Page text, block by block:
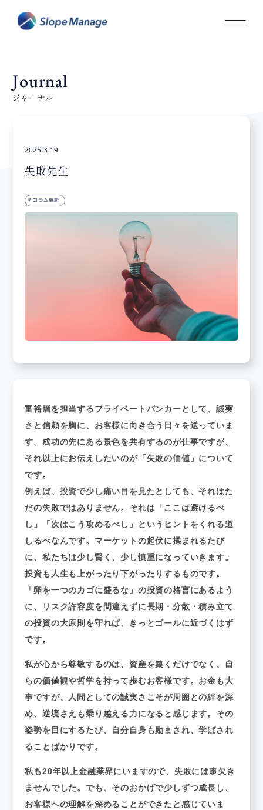
Journal
ジャーナル
2025.3.19
失敗先生
コラム更新
富裕層を担当するプライベートバンカーとして、誠実
さと信頼を胸に、お客様に向き合う日々を送っていま
す。成功の先にある景色を共有するのが仕事ですが、
それ以上にお伝えしたいのが「失敗の価値」について
です。
例えば、投資で少し痛い目を見たとしても、それはた
だの失敗ではありません。それは「ここは避けるべ
し」「次はこう攻めるべし」というヒントをくれる道
しるべなんです。マーケットの起伏に揉まれるたび
に、私たちは少し賢く、少し慎重になっていきます。
投資も人生も上がったり下がったりするものです。
「卵を一つのカゴに盛るな」の投資の格言にあるよう
に、リスク許容度を間違えずに長期・分散・積み立て
の投資の大原則を守れば、きっとゴールに近づくはず
です。
私が心から尊敬するのは、資産を築くだけでなく、自
らの価値観や哲学を持って歩むお客様です。お金も大
事ですが、人間としての誠実さこそが周囲との絆を深
め、逆境さえも乗り越える力になると感じます。その
姿勢を目にするたび、自分自身も励まされ、学ばされ
ることばかりです。
私も20年以上金融業界にいますので、失敗には事欠き
ませんでした。でも、そのおかげで少しずつ成長し、
お客様への理解を深めることができたと感じていま